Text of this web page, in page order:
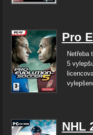
Pro
Netřeba
5
NHL